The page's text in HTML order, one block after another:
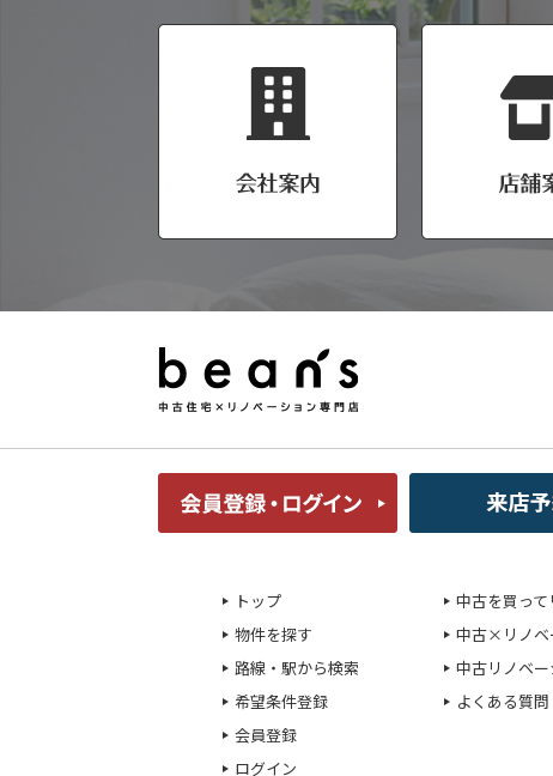
トップ
物件を探す
路線・駅から検索
希望条件登録
会員登録
ログイン
中古を買っ
中古×リノベ
中古リノベ
よくある質問